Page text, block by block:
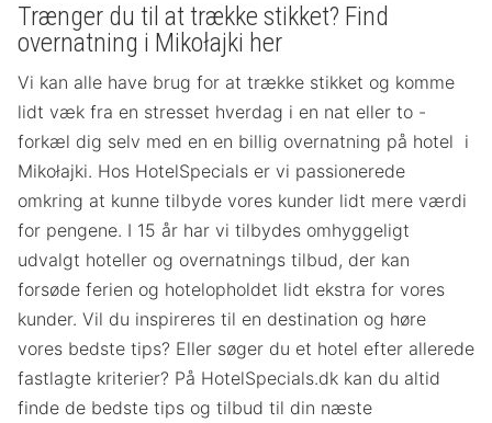
Trænger du til at trække stikket? Find
overnatning i Mikołajki her
Vi kan alle have brug for at trække stikket og komme
lidt væk fra en stresset hverdag i en nat eller to -
forkæl dig selv med en en billig overnatning på hotel i
Mikołajki. Hos HotelSpecials er vi passionerede
omkring at kunne tilbyde vores kunder lidt mere værdi
for pengene. I 15 år har vi tilbydes omhyggeligt
udvalgt hoteller og overnatnings tilbud, der kan
forsøde ferien og hotelopholdet lidt ekstra for vores
kunder. Vil du inspireres til en destination og høre
vores bedste tips? Eller søger du et hotel efter allerede
fastlagte kriterier? På HotelSpecials.dk kan du altid
finde de bedste tips og tilbud til din næste